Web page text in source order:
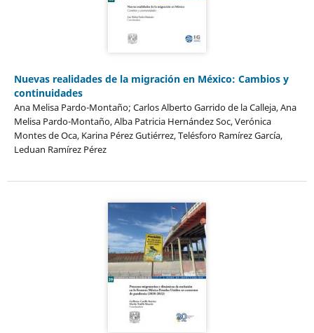
Nuevas realidades de la migración en México: Cambios y
continuidades
Ana Melisa Pardo-Montaño; Carlos Alberto Garrido de la Calleja, Ana
Melisa Pardo-Montaño, Alba Patricia Hernández Soc, Verónica
Montes de Oca, Karina Pérez Gutiérrez, Telésforo Ramírez García,
Leduan Ramírez Pérez